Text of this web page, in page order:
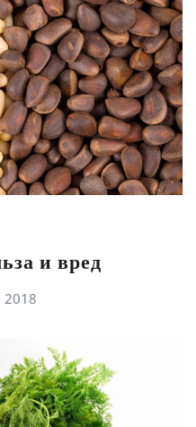
и вред
2018